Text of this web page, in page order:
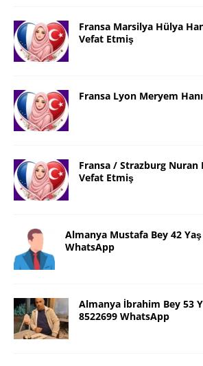
Fransa Marsilya Hülya
Vefat Etmiş
Fransa Lyon Meryem
Fransa / Strazburg Nuran
Vefat Etmiş
Almanya Mustafa Bey 42 Yaş
WhatsApp
Almanya İbrahim Bey 53
8522699 WhatsApp